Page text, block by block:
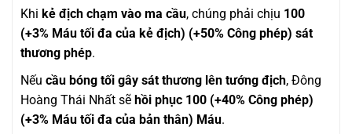
Khi kẻ địch chạm vào ma cầu, chúng phải chịu 100
(+3% Máu tối đa của kẻ địch) (+50% Công phép) sát
thương phép.
Nếu cầu bóng tối gây sát thương lên tướng địch, Đông
Hoàng Thái Nhất sẽ hồi phục 100 (+40% Công phép)
(+3% Máu tối đa của bản thân) Máu.